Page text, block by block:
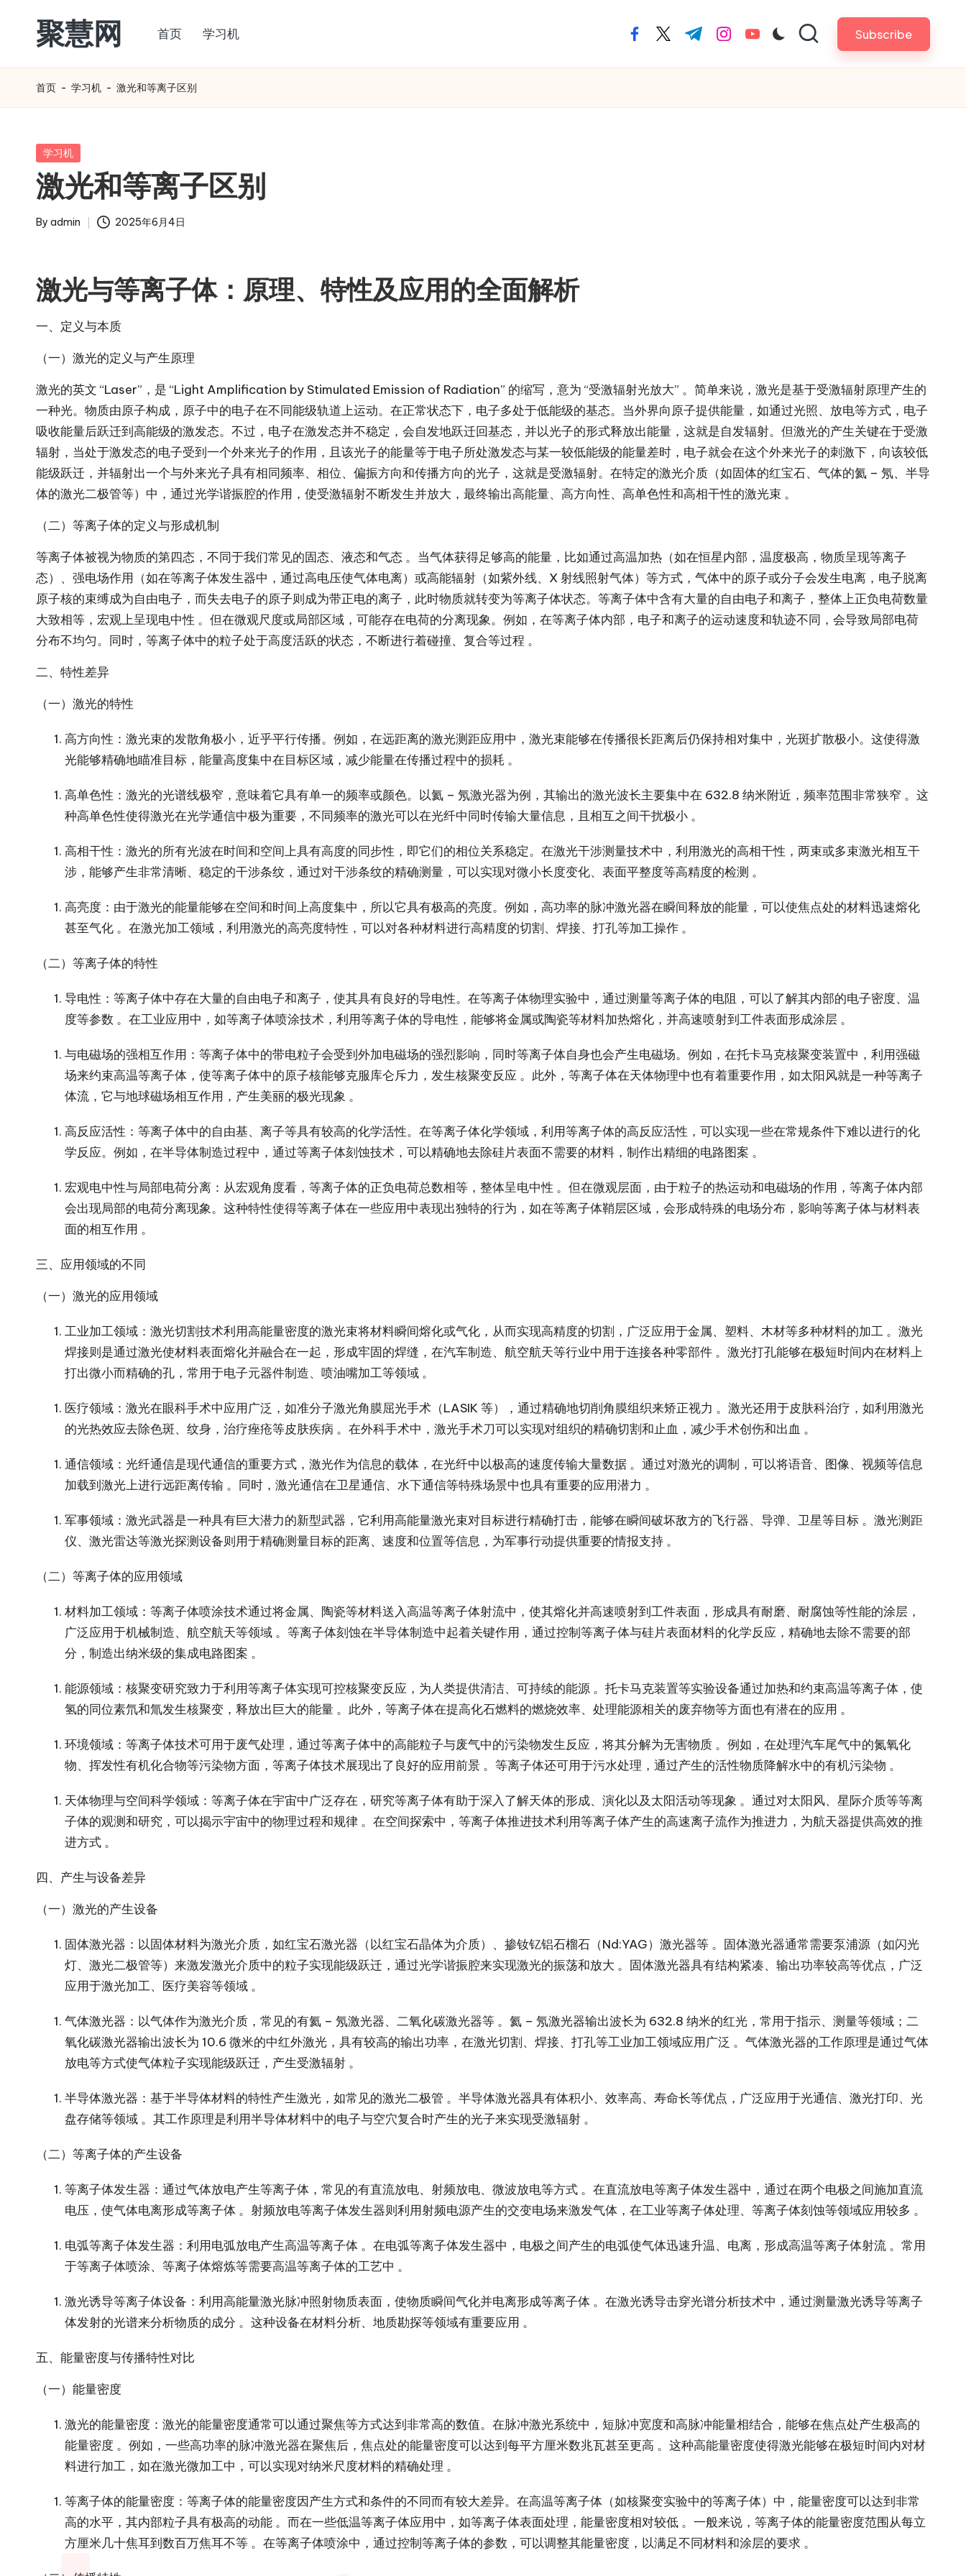
content
聚慧网 首页 学习机 facebook.com
twitter.com
t.me instagram.com
youtube.com Subscribe
首页 - 学习机 - 激光和等离子区别
Posted
in
学习机
激光和等离子区别
Posted
By admin 2025年6月4日
激光与等离子体：原理、特性及应用的全面解析
一、定义与本质
（一）激光的定义与产生原理
激光的英文 “Laser”，是 “Light Amplification by Stimulated Emission of Radiation” 的缩写，意为 “受激辐射光放大” 。简单来说，激光是基于受激辐射原理产生的
一种光。物质由原子构成，原子中的电子在不同能级轨道上运动。在正常状态下，电子多处于低能级的基态。当外界向原子提供能量，如通过光照、放电等方式，电子
吸收能量后跃迁到高能级的激发态。不过，电子在激发态并不稳定，会自发地跃迁回基态，并以光子的形式释放出能量，这就是自发辐射。但激光的产生关键在于受激
辐射，当处于激发态的电子受到一个外来光子的作用，且该光子的能量等于电子所处激发态与某一较低能级的能量差时，电子就会在这个外来光子的刺激下，向该较低
能级跃迁，并辐射出一个与外来光子具有相同频率、相位、偏振方向和传播方向的光子，这就是受激辐射。在特定的激光介质（如固体的红宝石、气体的氦 – 氖、半导
体的激光二极管等）中，通过光学谐振腔的作用，使受激辐射不断发生并放大，最终输出高能量、高方向性、高单色性和高相干性的激光束 。
（二）等离子体的定义与形成机制
等离子体被视为物质的第四态，不同于我们常见的固态、液态和气态 。当气体获得足够高的能量，比如通过高温加热（如在恒星内部，温度极高，物质呈现等离子
态）、强电场作用（如在等离子体发生器中，通过高电压使气体电离）或高能辐射（如紫外线、X 射线照射气体）等方式，气体中的原子或分子会发生电离，电子脱离
原子核的束缚成为自由电子，而失去电子的原子则成为带正电的离子，此时物质就转变为等离子体状态。等离子体中含有大量的自由电子和离子，整体上正负电荷数量
大致相等，宏观上呈现电中性 。但在微观尺度或局部区域，可能存在电荷的分离现象。例如，在等离子体内部，电子和离子的运动速度和轨迹不同，会导致局部电荷
分布不均匀。同时，等离子体中的粒子处于高度活跃的状态，不断进行着碰撞、复合等过程 。
二、特性差异
（一）激光的特性
高方向性 ：激光束的发散角极小，近乎平行传播。例如，在远距离的激光测距应用中，激光束能够在传播很长距离后仍保持相对集中，光斑扩散极小。这使得激
光能够精确地瞄准目标，能量高度集中在目标区域，减少能量在传播过程中的损耗 。
高单色性 ：激光的光谱线极窄，意味着它具有单一的频率或颜色。以氦 – 氖激光器为例，其输出的激光波长主要集中在 632.8 纳米附近，频率范围非常狭窄 。这
种高单色性使得激光在光学通信中极为重要，不同频率的激光可以在光纤中同时传输大量信息，且相互之间干扰极小 。
高相干性 ：激光的所有光波在时间和空间上具有高度的同步性，即它们的相位关系稳定。在激光干涉测量技术中，利用激光的高相干性，两束或多束激光相互干
涉，能够产生非常清晰、稳定的干涉条纹，通过对干涉条纹的精确测量，可以实现对微小长度变化、表面平整度等高精度的检测 。
高亮度 ：由于激光的能量能够在空间和时间上高度集中，所以它具有极高的亮度。例如，高功率的脉冲激光器在瞬间释放的能量，可以使焦点处的材料迅速熔化
甚至气化 。在激光加工领域，利用激光的高亮度特性，可以对各种材料进行高精度的切割、焊接、打孔等加工操作 。
（二）等离子体的特性
导电性 ：等离子体中存在大量的自由电子和离子，使其具有良好的导电性。在等离子体物理实验中，通过测量等离子体的电阻，可以了解其内部的电子密度、温
度等参数 。在工业应用中，如等离子体喷涂技术，利用等离子体的导电性，能够将金属或陶瓷等材料加热熔化，并高速喷射到工件表面形成涂层 。
与电磁场的强相互作用 ：等离子体中的带电粒子会受到外加电磁场的强烈影响，同时等离子体自身也会产生电磁场。例如，在托卡马克核聚变装置中，利用强磁
场来约束高温等离子体，使等离子体中的原子核能够克服库仑斥力，发生核聚变反应 。此外，等离子体在天体物理中也有着重要作用，如太阳风就是一种等离子
体流，它与地球磁场相互作用，产生美丽的极光现象 。
高反应活性 ：等离子体中的自由基、离子等具有较高的化学活性。在等离子体化学领域，利用等离子体的高反应活性，可以实现一些在常规条件下难以进行的化
学反应。例如，在半导体制造过程中，通过等离子体刻蚀技术，可以精确地去除硅片表面不需要的材料，制作出精细的电路图案 。
宏观电中性与局部电荷分离 ：从宏观角度看，等离子体的正负电荷总数相等，整体呈电中性 。但在微观层面，由于粒子的热运动和电磁场的作用，等离子体内部
会出现局部的电荷分离现象。这种特性使得等离子体在一些应用中表现出独特的行为，如在等离子体鞘层区域，会形成特殊的电场分布，影响等离子体与材料表
面的相互作用 。
三、应用领域的不同
（一）激光的应用领域
工业加工领域 ：激光切割技术利用高能量密度的激光束将材料瞬间熔化或气化，从而实现高精度的切割，广泛应用于金属、塑料、木材等多种材料的加工 。激光
焊接则是通过激光使材料表面熔化并融合在一起，形成牢固的焊缝，在汽车制造、航空航天等行业中用于连接各种零部件 。激光打孔能够在极短时间内在材料上
打出微小而精确的孔，常用于电子元器件制造、喷油嘴加工等领域 。
医疗领域 ：激光在眼科手术中应用广泛，如准分子激光角膜屈光手术（LASIK 等），通过精确地切削角膜组织来矫正视力 。激光还用于皮肤科治疗，如利用激光
的光热效应去除色斑、纹身，治疗痤疮等皮肤疾病 。在外科手术中，激光手术刀可以实现对组织的精确切割和止血，减少手术创伤和出血 。
通信领域 ：光纤通信是现代通信的重要方式，激光作为信息的载体，在光纤中以极高的速度传输大量数据 。通过对激光的调制，可以将语音、图像、视频等信息
加载到激光上进行远距离传输 。同时，激光通信在卫星通信、水下通信等特殊场景中也具有重要的应用潜力 。
军事领域 ：激光武器是一种具有巨大潜力的新型武器，它利用高能量激光束对目标进行精确打击，能够在瞬间破坏敌方的飞行器、导弹、卫星等目标 。激光测距
仪、激光雷达等激光探测设备则用于精确测量目标的距离、速度和位置等信息，为军事行动提供重要的情报支持 。
（二）等离子体的应用领域
材料加工领域 ：等离子体喷涂技术通过将金属、陶瓷等材料送入高温等离子体射流中，使其熔化并高速喷射到工件表面，形成具有耐磨、耐腐蚀等性能的涂层，
广泛应用于机械制造、航空航天等领域 。等离子体刻蚀在半导体制造中起着关键作用，通过控制等离子体与硅片表面材料的化学反应，精确地去除不需要的部
分，制造出纳米级的集成电路图案 。
能源领域 ：核聚变研究致力于利用等离子体实现可控核聚变反应，为人类提供清洁、可持续的能源 。托卡马克装置等实验设备通过加热和约束高温等离子体，使
氢的同位素氘和氚发生核聚变，释放出巨大的能量 。此外，等离子体在提高化石燃料的燃烧效率、处理能源相关的废弃物等方面也有潜在的应用 。
环境领域 ：等离子体技术可用于废气处理，通过等离子体中的高能粒子与废气中的污染物发生反应，将其分解为无害物质 。例如，在处理汽车尾气中的氮氧化
物、挥发性有机化合物等污染物方面，等离子体技术展现出了良好的应用前景 。等离子体还可用于污水处理，通过产生的活性物质降解水中的有机污染物 。
天体物理与空间科学领域 ：等离子体在宇宙中广泛存在，研究等离子体有助于深入了解天体的形成、演化以及太阳活动等现象 。通过对太阳风、星际介质等等离
子体的观测和研究，可以揭示宇宙中的物理过程和规律 。在空间探索中，等离子体推进技术利用等离子体产生的高速离子流作为推进力，为航天器提供高效的推
进方式 。
四、产生与设备差异
（一）激光的产生设备
固体激光器 ：以固体材料为激光介质，如红宝石激光器（以红宝石晶体为介质）、掺钕钇铝石榴石（Nd:YAG）激光器等 。固体激光器通常需要泵浦源（如闪光
灯、激光二极管等）来激发激光介质中的粒子实现能级跃迁，通过光学谐振腔来实现激光的振荡和放大 。固体激光器具有结构紧凑、输出功率较高等优点，广泛
应用于激光加工、医疗美容等领域 。
气体激光器 ：以气体作为激光介质，常见的有氦 – 氖激光器、二氧化碳激光器等 。氦 – 氖激光器输出波长为 632.8 纳米的红光，常用于指示、测量等领域；二
氧化碳激光器输出波长为 10.6 微米的中红外激光，具有较高的输出功率，在激光切割、焊接、打孔等工业加工领域应用广泛 。气体激光器的工作原理是通过气体
放电等方式使气体粒子实现能级跃迁，产生受激辐射 。
半导体激光器 ：基于半导体材料的特性产生激光，如常见的激光二极管 。半导体激光器具有体积小、效率高、寿命长等优点，广泛应用于光通信、激光打印、光
盘存储等领域 。其工作原理是利用半导体材料中的电子与空穴复合时产生的光子来实现受激辐射 。
（二）等离子体的产生设备
等离子体发生器 ：通过气体放电产生等离子体，常见的有直流放电、射频放电、微波放电等方式 。在直流放电等离子体发生器中，通过在两个电极之间施加直流
电压，使气体电离形成等离子体 。射频放电等离子体发生器则利用射频电源产生的交变电场来激发气体，在工业等离子体处理、等离子体刻蚀等领域应用较多 。
电弧等离子体发生器 ：利用电弧放电产生高温等离子体 。在电弧等离子体发生器中，电极之间产生的电弧使气体迅速升温、电离，形成高温等离子体射流 。常用
于等离子体喷涂、等离子体熔炼等需要高温等离子体的工艺中 。
激光诱导等离子体设备 ：利用高能量激光脉冲照射物质表面，使物质瞬间气化并电离形成等离子体 。在激光诱导击穿光谱分析技术中，通过测量激光诱导等离子
体发射的光谱来分析物质的成分 。这种设备在材料分析、地质勘探等领域有重要应用 。
五、能量密度与传播特性对比
（一）能量密度
激光的能量密度 ：激光的能量密度通常可以通过聚焦等方式达到非常高的数值。在脉冲激光系统中，短脉冲宽度和高脉冲能量相结合，能够在焦点处产生极高的
能量密度 。例如，一些高功率的脉冲激光器在聚焦后，焦点处的能量密度可以达到每平方厘米数兆瓦甚至更高 。这种高能量密度使得激光能够在极短时间内对材
料进行加工，如在激光微加工中，可以实现对纳米尺度材料的精确处理 。
等离子体的能量密度 ：等离子体的能量密度因产生方式和条件的不同而有较大差异。在高温等离子体（如核聚变实验中的等离子体）中，能量密度可以达到非常
高的水平，其内部粒子具有极高的动能 。而在一些低温等离子体应用中，如等离子体表面处理，能量密度相对较低 。一般来说，等离子体的能量密度范围从每立
方厘米几十焦耳到数百万焦耳不等 。在等离子体喷涂中，通过控制等离子体的参数，可以调整其能量密度，以满足不同材料和涂层的要求 。